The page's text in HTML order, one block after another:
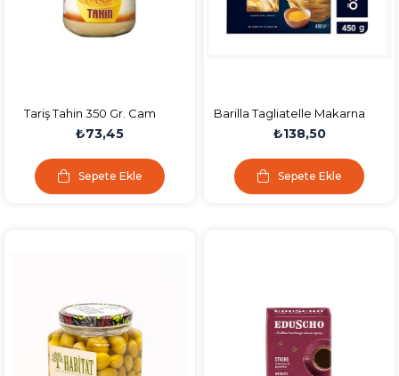
Tariş Tahin 350 Gr. Cam
Kavanoz
₺73,45
Sepete Ekle
Barilla Tagliatelle Makarna
450 Gr
₺138,50
Sepete Ekle